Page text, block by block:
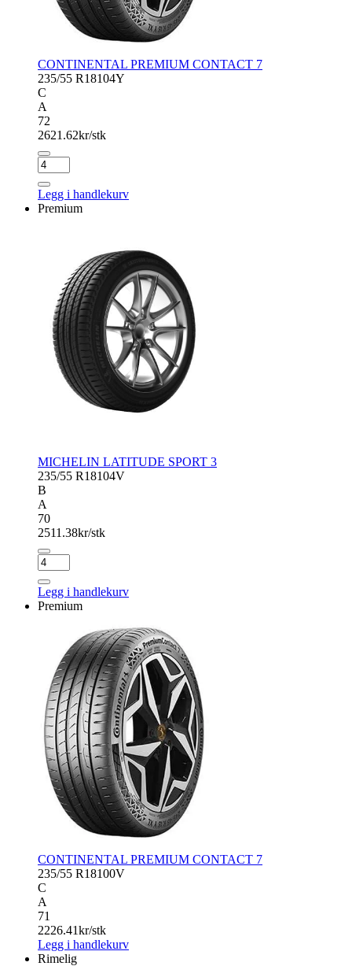
CONTINENTAL PREMIUM CONTACT 7
235/55 R18104Y
C
A
72
2621.62kr/stk
CONTINENTAL
PREMIUM
CONTACT
7
Legg i handlekurv
Premium
MICHELIN LATITUDE SPORT 3
235/55 R18104V
B
A
70
2511.38kr/stk
MICHELIN
LATITUDE
SPORT
3
Legg i handlekurv
Premium
CONTINENTAL PREMIUM CONTACT 7
235/55 R18100V
C
A
71
2226.41kr/stk
Legg i handlekurv
Rimelig